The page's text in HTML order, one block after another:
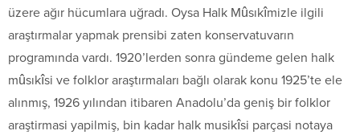
üzere ağır hücumlara uğradı. Oysa Halk Mûsıkîmizle ilgili
araştırmalar yapmak prensibi zaten konservatuvarın
programında vardı. 1920’lerden sonra gündeme gelen halk
mûsıkîsi ve folklor araştırmaları bağlı olarak konu 1925’te ele
alınmış, 1926 yılından itibaren Anadolu’da geniş bir folklor
araştirmasi yapilmiş, bin kadar halk musikîsi parçasi notaya